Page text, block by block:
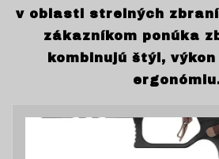
v oblasti strelných
zákazníkom ponúka
kombinujú štýl,